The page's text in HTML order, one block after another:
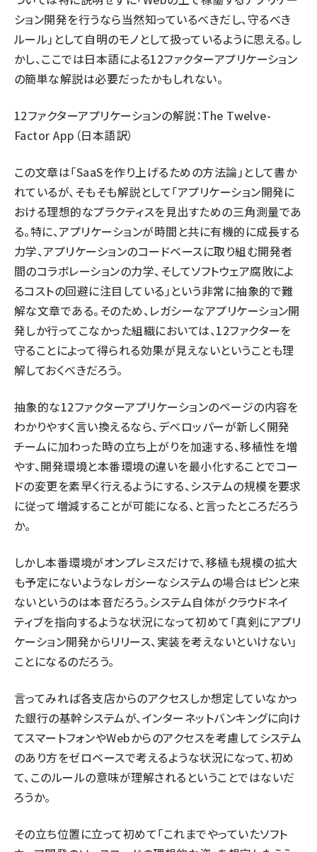
ション開発を行うなら当然知っているべきだし、守るべき
ルール」として自明のモノとして扱っているように思える。し
かし、ここでは日本語による12ファクターアプリケーション
の簡単な解説は必要だったかもしれない。
12ファクターアプリケーションの解説：The Twelve-
Factor App（日本語訳）
この文章は「SaaSを作り上げるための方法論」として書か
れているが、そもそも解説として「アプリケーション開発に
おける理想的なプラクティスを見出すための三角測量であ
る。特に、アプリケーションが時間と共に有機的に成長する
力学、アプリケーションのコードベースに取り組む開発者
間のコラボレーションの力学、そしてソフトウェア腐敗によ
るコストの回避に注目している」という非常に抽象的で難
解な文章である。そのため、レガシーなアプリケーション開
発しか行ってこなかった組織においては、12ファクターを
守ることによって得られる効果が見えないということも理
解しておくべきだろう。
抽象的な12ファクターアプリケーションのページの内容を
わかりやすく言い換えるなら、デベロッパーが新しく開発
チームに加わった時の立ち上がりを加速する、移植性を増
やす、開発環境と本番環境の違いを最小化することでコー
ドの変更を素早く行えるようにする、システムの規模を要求
に従って増減することが可能になる、と言ったところだろう
か。
しかし本番環境がオンプレミスだけで、移植も規模の拡大
も予定にないようなレガシーなシステムの場合はピンと来
ないというのは本音だろう。システム自体がクラウドネイ
ティブを指向するような状況になって初めて「真剣にアプリ
ケーション開発からリリース、実装を考えないといけない」
ことになるのだろう。
言ってみれば各支店からのアクセスしか想定していなかっ
た銀行の基幹システムが、インターネットバンキングに向け
てスマートフォンやWebからのアクセスを考慮してシステム
のあり方をゼロベースで考えるような状況になって、初め
て、このルールの意味が理解されるということではないだ
ろうか。
その立ち位置に立って初めて「これまでやっていたソフト